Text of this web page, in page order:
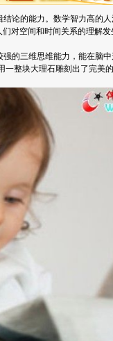
论的能力。数学智力高的
对空间和时间关系的理解
三维思维能力，能在脑中
一整块大理石雕刻出了完美